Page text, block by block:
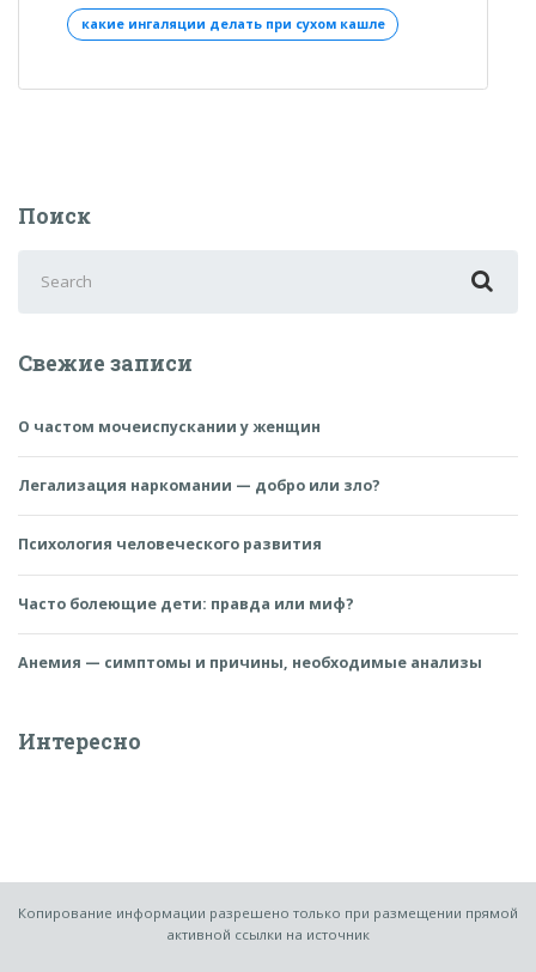
сухом
кашле»
какие ингаляции делать при сухом кашле
Поиск
for:
Свежие записи
О частом мочеиспускании у женщин
Легализация наркомании — добро или зло?
Психология человеческого развития
Часто болеющие дети: правда или миф?
Анемия — симптомы и причины, необходимые анализы
Интересно
Копирование информации разрешено только при размещении прямой
активной ссылки на источник